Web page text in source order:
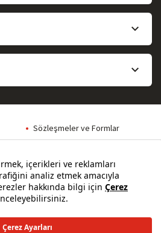
Sözleşmeler ve Formlar
Yasal Uyarılar